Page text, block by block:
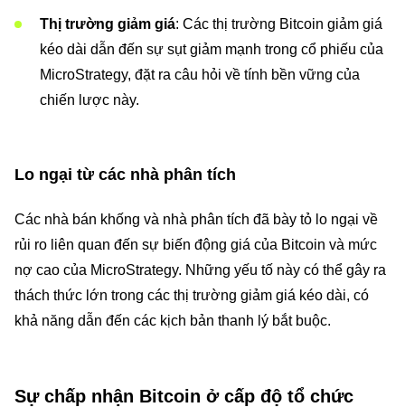
Thị trường giảm giá: Các thị trường Bitcoin giảm giá
kéo dài dẫn đến sự sụt giảm mạnh trong cổ phiếu của
MicroStrategy, đặt ra câu hỏi về tính bền vững của
chiến lược này.
Lo ngại từ các nhà phân tích
Các nhà bán khống và nhà phân tích đã bày tỏ lo ngại về
rủi ro liên quan đến sự biến động giá của Bitcoin và mức
nợ cao của MicroStrategy. Những yếu tố này có thể gây ra
thách thức lớn trong các thị trường giảm giá kéo dài, có
khả năng dẫn đến các kịch bản thanh lý bắt buộc.
Sự chấp nhận Bitcoin ở cấp độ tổ chức